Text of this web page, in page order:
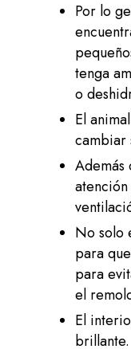
Por lo
tenga
o
El
cambiar
Además
No solo
para
para
el
El
brillante.